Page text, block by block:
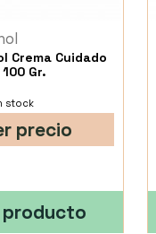
Crema Cuidado
Gr.
stock
precio
producto